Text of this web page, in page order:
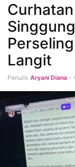
Langit
Penulis Aryani Diana -